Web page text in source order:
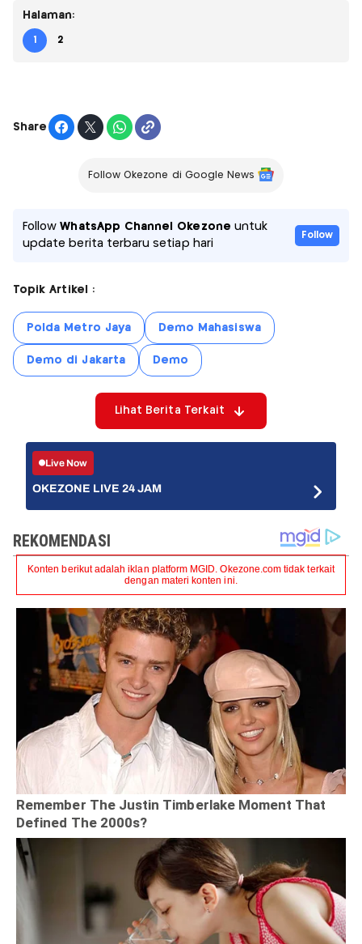
Halaman:
1 2
Share
Follow Okezone di Google News
FollowWhatsApp Channel Okezone untuk
update berita terbaru setiap hari
Follow
Topik Artikel :
Polda Metro Jaya Demo Mahasiswa
Demo di Jakarta Demo
Lihat Berita Terkait
Live Now
OKEZONE LIVE 24 JAM